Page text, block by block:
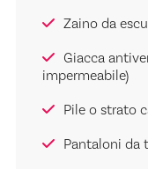
Zaino da
Giacca
impermeabile)
Pile o strato
Pantaloni da